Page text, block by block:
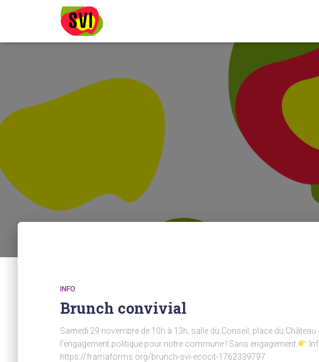
INFO
Brunch convivial
Samedi 29 novembre de 10h à 13h, salle du Conseil, place du Château
l’engagement politique pour notre commune ! Sans engagement.
https://framaforms.org/brunch-svi-ecocit-1762339797